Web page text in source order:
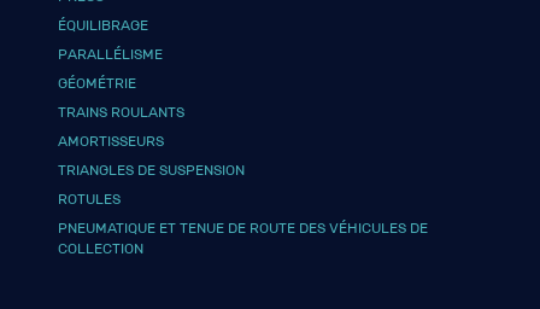
ÉQUILIBRAGE
PARALLÉLISME
GÉOMÉTRIE
TRAINS ROULANTS
AMORTISSEURS
TRIANGLES DE SUSPENSION
ROTULES
PNEUMATIQUE ET TENUE DE ROUTE DES VÉHICULES DE
COLLECTION